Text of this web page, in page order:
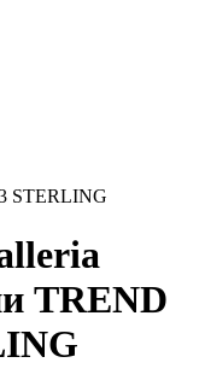
STERLING
TREND